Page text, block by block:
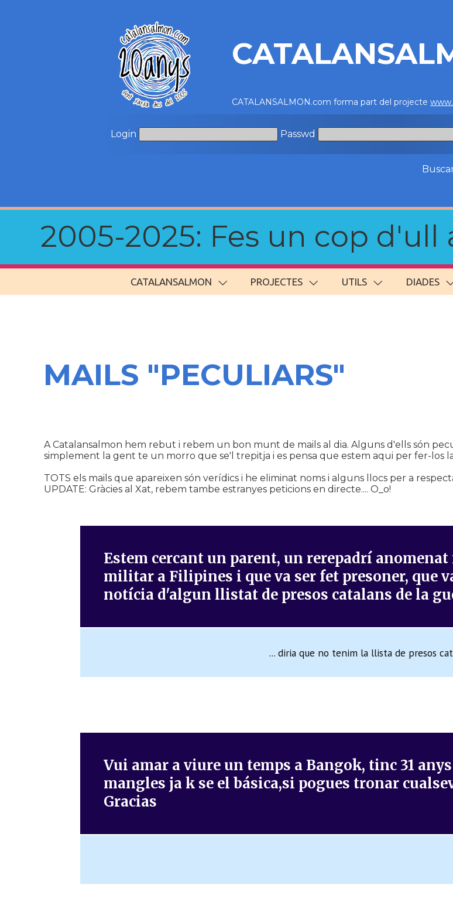
CATALANSALMON.com forma part del projecte
Login Passwd
2005-2025: Fes un cop d'ull
CATALANSALMON PROJECTES UTILS DIADES
MAILS "PECULIARS"
A Catalansalmon hem rebut i rebem un bon munt de mails al dia. Alguns d'ells són
simplement la gent te un morro que se'l trepitja i es pensa que estem aqui per fer-los la
TOTS els mails que apareixen són verídics i he eliminat noms i alguns llocs per a
UPDATE: Gràcies al Xat, rebem tambe estranyes peticions en directe.... O_o!
Estem cercant un parent, un rerepadrí anomenat
militar a Filipines i que va ser fet presoner, que
notícia d'algun llistat de presos catalans de la
... diria que no tenim la llista de presos
Vui amar a viure un temps a Bangok, tinc 31
mangles ja k se el básica,si pogues tronar
Gracias